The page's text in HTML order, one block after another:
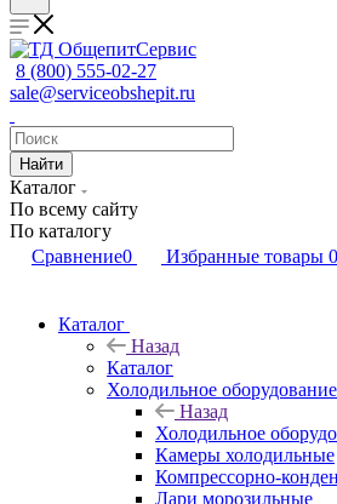
8 (800) 555-02-27
sale@serviceobshepit.ru
Найти
Каталог
По всему сайту
По каталогу
Сравнение0 Избранные товары 0
Каталог
Назад
Каталог
Холодильное оборудование
Назад
Холодильное
Камеры холодильные
Компрессорно-
Лари морозильные